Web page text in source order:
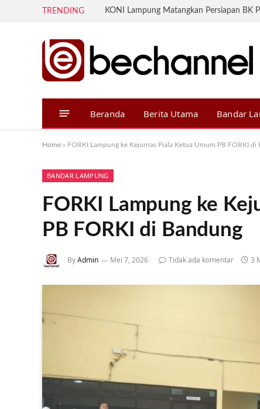
TRENDING
Beranda Berita Utama Bandar
Home » FORKI Lampung ke Kejurnas Piala Ketua Umum PB FORKI di
BANDAR LAMPUNG
FORKI Lampung ke
PB FORKI di Bandung
ByAdmin Mei 7, 2026 Tidak ada komentar 3